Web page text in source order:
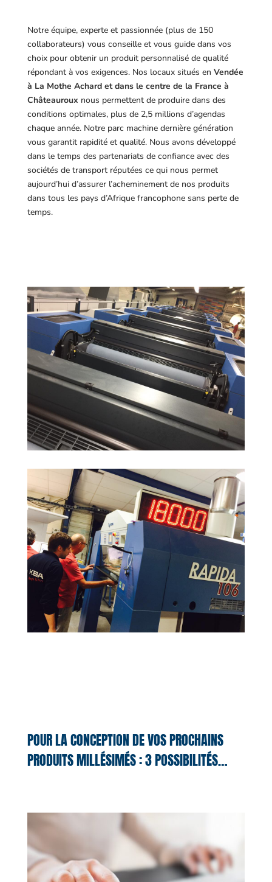
Notre équipe, experte et passionnée (plus de 150
collaborateurs) vous conseille et vous guide dans vos
choix pour obtenir un produit personnalisé de qualité
répondant à vos exigences. Nos locaux situés en Vendée
à La Mothe Achard et dans le centre de la France à
Châteauroux nous permettent de produire dans des
conditions optimales, plus de 2,5 millions d’agendas
chaque année. Notre parc machine dernière génération
vous garantit rapidité et qualité. Nous avons développé
dans le temps des partenariats de confiance avec des
sociétés de transport réputées ce qui nous permet
aujourd’hui d’assurer l’acheminement de nos produits
dans tous les pays d’Afrique francophone sans perte de
temps.
POUR LA CONCEPTION DE VOS PROCHAINS
PRODUITS MILLÉSIMÉS : 3 POSSIBILITÉS…